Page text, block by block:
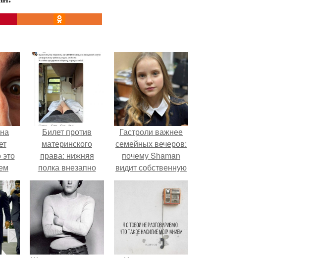
Билет против
материнского
права: нижняя
полка внезапно
нашла законного
владельца.
Гастроли важнее
семейных вечеров:
почему Shaman
видит собственную
дочь чаще на
экране, чем
вживую.